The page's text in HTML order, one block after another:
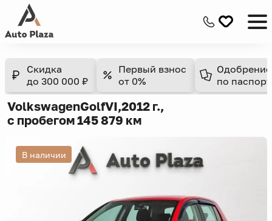
Скидка
до 300 000 ₽
Первый взнос
от 0%
Одобрение
по
VolkswagenGolfVI,2012 г.,
с пробегом 145 879 км
В наличии